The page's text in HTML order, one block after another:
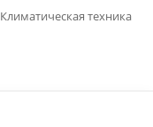
Климатическая техника